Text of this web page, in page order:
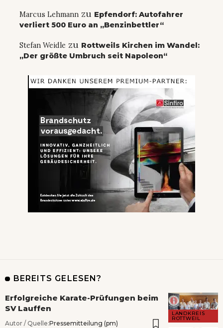
Marcus Lehmann zu Epfendorf: Autofahrer
verliert 500 Euro an „Benzinbettler“
Stefan Weidle zu Rottweils Kirchen im Wandel:
„Der größte Umbruch seit Napoleon“
BEREITS GELESEN?
LANDKREIS
ROTTWEIL
Erfolgreiche Karate-Prüfungen beim
SV Lauffen
Autor / Quelle:Pressemitteilung (pm)